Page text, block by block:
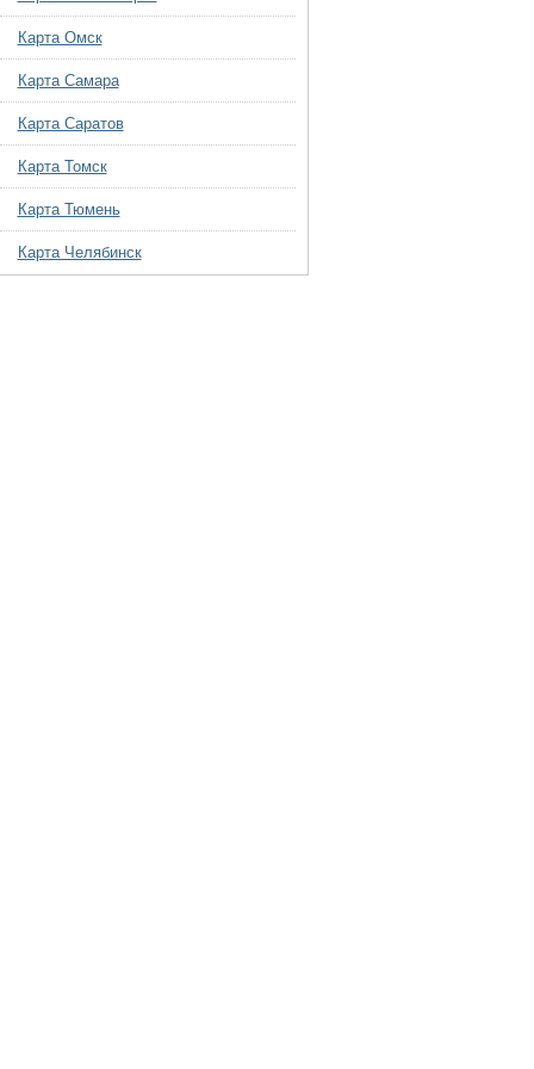
Карта Омск
Карта Самара
Карта Саратов
Карта Томск
Карта Тюмень
Карта Челябинск